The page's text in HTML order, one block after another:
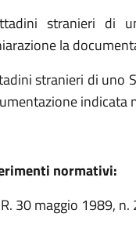
stranieri di
la
stranieri di uno
indicata
normativi:
30 maggio 1989,